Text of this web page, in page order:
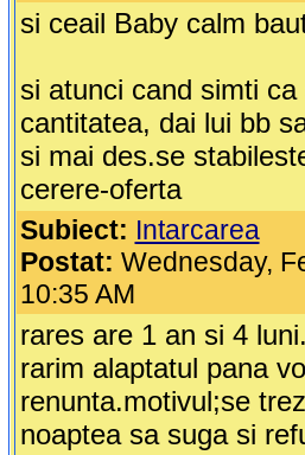
si ceail Baby calm
si atunci cand simti
cantitatea, dai lui bb
si mai des.se
cerere-oferta
Subiect: Intarcarea
Postat: Wednesday,
10:35 AM
rares are 1 an si 4
rarim alaptatul pana
renunta.motivul;se
noaptea sa suga si